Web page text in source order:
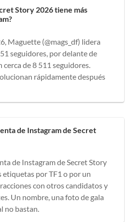
Story 2026 tiene más
Maguette (@mags_df) lidera
seguidores, por delante de
cerca de 8 511 seguidores.
rápidamente después
de Instagram de Secret
de Instagram de Secret Story
etiquetas por TF1 o por un
con otros candidatos y
Un nombre, una foto de gala
no bastan.